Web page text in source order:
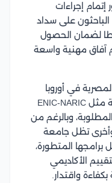
إجراءات
الباحثون على سداد
لضمان الحصول
مهنية واسعة
في أوروبا
وأمريكا على تقييم الهيئات المختصة مثل ENIC-NARIC
وبالرغم من
وأخرى تظل جامعة
المتطورة،
الأكاديمي
واقتدار.